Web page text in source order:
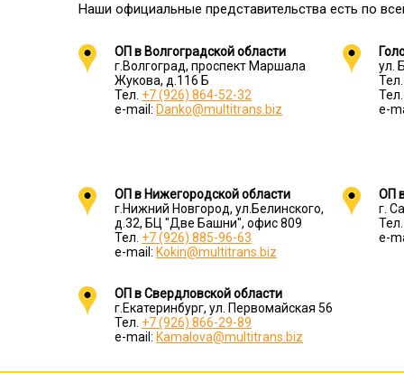
Наши официальные представительства есть по
ОП в Волгоградской области
г.Волгоград, проспект Маршала
Жукова, д.116 Б
Тел. +7 (926) 864-52-32
e-mail: Danko@multitrans.biz
ул.
e-
ОП в Нижегородской области
г.Нижний Новгород, ул.Белинского,
д.32, БЦ "Две Башни", офис 809
Тел. +7 (926) 885-96-63
e-mail: Kokin@multitrans.biz
ОП
г.
e-
ОП в Свердловской области
г.Екатеринбург, ул. Первомайская 56
Тел. +7 (926) 866-29-89
e-mail: Kamalova@multitrans.biz